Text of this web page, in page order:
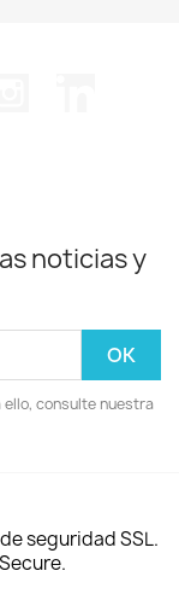
noticias y
ello, consulte nuestra
seguridad SSL.